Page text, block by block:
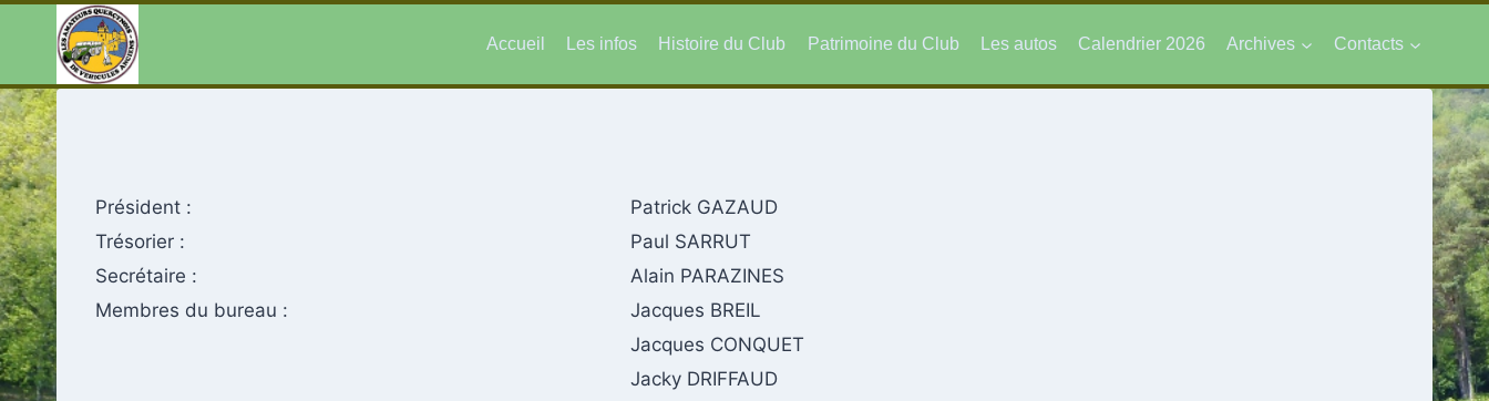
contenu
Accueil Les infos Histoire du Club Patrimoine du Club Les autos Calendrier 2026 Archives Contacts
Président :
Patrick GAZAUD
Trésorier :
Paul SARRUT
Secrétaire :
Alain PARAZINES
Membres du bureau :
Jacques BREIL
Jacques CONQUET
Jacky DRIFFAUD